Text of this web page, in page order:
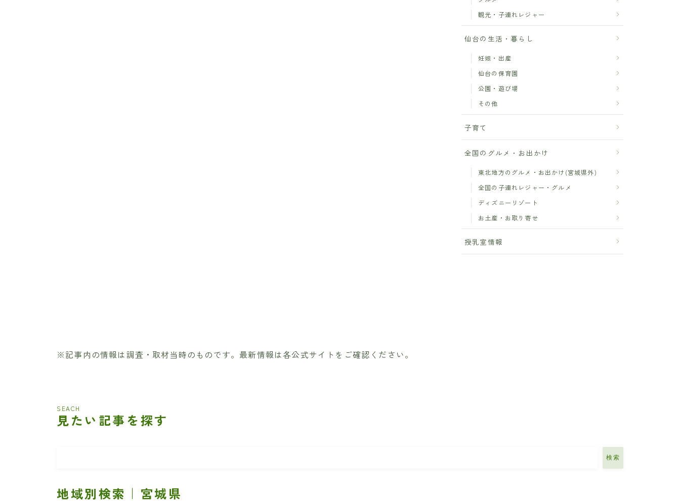
観光・子連れレジャー
仙台の生活・暮らし
妊娠・出産
仙台の保育園
公園・遊び場
その他
子育て
全国のグルメ・お出かけ
東北地方のグルメ・お出かけ(宮城県外)
全国の子連れレジャー・グルメ
ディズニーリゾート
お土産・お取り寄せ
授乳室情報
※記事内の情報は調査・取材当時のものです。最新情報は各公式サイトをご確認ください。
SEACH
見たい記事を探す
検索
地域別検索｜宮城県